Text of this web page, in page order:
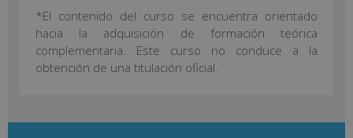
*El contenido del curso se encuentra orientado
hacia la adquisición de formación teórica
complementaria. Este curso no conduce a la
obtención de una titulación oficial.